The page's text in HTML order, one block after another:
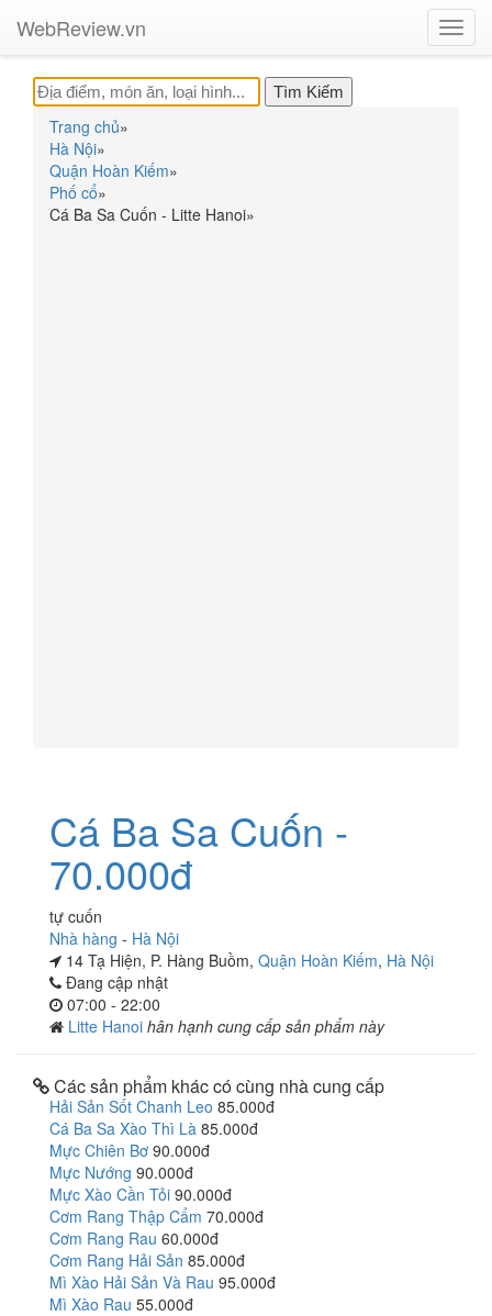
WebReview.vn
Trang chủ»
Hà Nội»
Quận Hoàn Kiếm»
Phố cổ»
Cá Ba Sa Cuốn - Litte Hanoi»
Cá Ba Sa Cuốn -
70.000đ
tự cuốn
Nhà hàng - Hà Nội
14 Tạ Hiện, P. Hàng Buồm, Quận Hoàn Kiếm, Hà Nội
Đang cập nhật
07:00 - 22:00
Litte Hanoi hân hạnh cung cấp sản phẩm này
Các sản phẩm khác có cùng nhà cung cấp
Hải Sản Sốt Chanh Leo 85.000đ
Cá Ba Sa Xào Thì Là 85.000đ
Mực Chiên Bơ 90.000đ
Mực Nướng 90.000đ
Mực Xào Cần Tỏi 90.000đ
Cơm Rang Thập Cẩm 70.000đ
Cơm Rang Rau 60.000đ
Cơm Rang Hải Sản 85.000đ
Mì Xào Hải Sản Và Rau 95.000đ
Mì Xào Rau 55.000đ